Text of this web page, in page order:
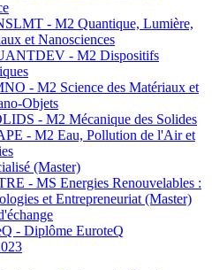
- M2 Quantique, Lumière,
et Nanosciences
- M2 Dispositifs
- M2 Science des Matériaux et
Objets
- M2 Mécanique des Solides
- M2 Eau, Pollution de l'Air et
(Master)
- MS Energies Renouvelables :
et Entrepreneuriat (Master)
- Diplôme EuroteQ